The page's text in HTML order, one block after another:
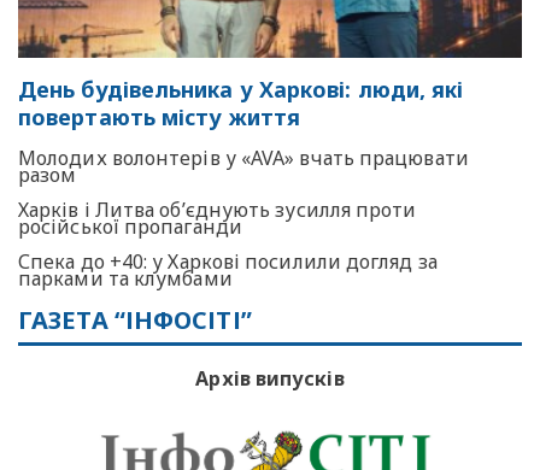
День будівельника у Харкові: люди, які
повертають місту життя
Молодих волонтерів у «AVA» вчать працювати
разом
Харків і Литва об’єднують зусилля проти
російської пропаганди
Спека до +40: у Харкові посилили догляд за
парками та клумбами
ГАЗЕТА “ІНФОСІТІ”
Архів випусків